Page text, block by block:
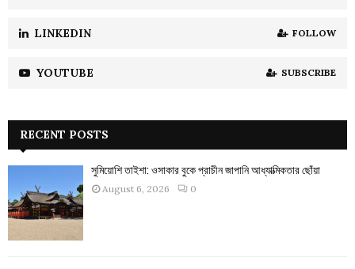
LINKEDIN FOLLOW
YOUTUBE SUBSCRIBE
RECENT POSTS
সুমিয়োশি তাইশা: ওসাকার বুকে প্রাচীন জাপানি আধ্যাত্মিকতার ছোঁয়া
August 6, 2026 0